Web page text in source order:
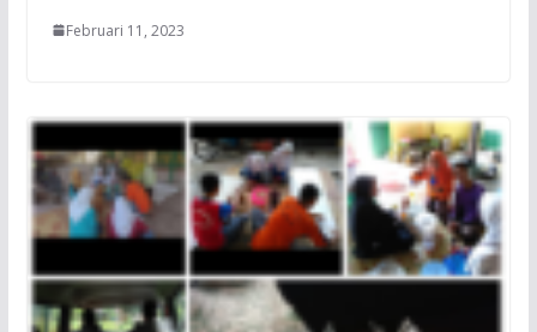
Februari 11, 2023